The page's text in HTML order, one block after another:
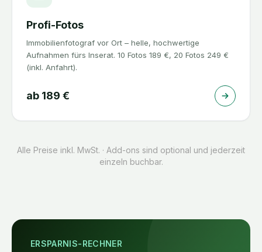
Profi-Fotos
Immobilienfotograf vor Ort – helle, hochwertige
Aufnahmen fürs Inserat. 10 Fotos 189 €, 20 Fotos 249 €
(inkl. Anfahrt).
ab 189 €
Alle Preise inkl. MwSt. · Add-ons sind optional und jederzeit
einzeln buchbar.
ERSPARNIS-RECHNER